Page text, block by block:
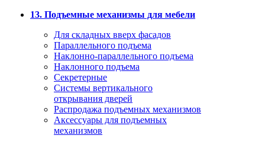
13. Подъемные механизмы для мебели
Для складных вверх фасадов
Параллельного подъема
Наклонно-параллельного подъема
Наклонного подъема
Секретерные
Системы вертикального
открывания дверей
Распродажа подъемных механизмов
Аксессуары для подъемных
механизмов